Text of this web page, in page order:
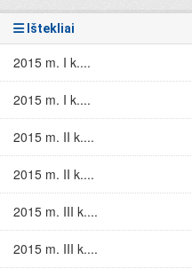
Ištekliai
2015 m. I k....
2015 m. I k....
2015 m. II k....
2015 m. II k....
2015 m. III k....
2015 m. III k....